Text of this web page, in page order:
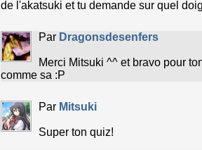
de l'akatsuki et tu demande sur quel
Par Dragonsdesenfers
Merci Mitsuki ^^ et bravo pour
comme sa :P
Par Mitsuki
Super ton quiz!